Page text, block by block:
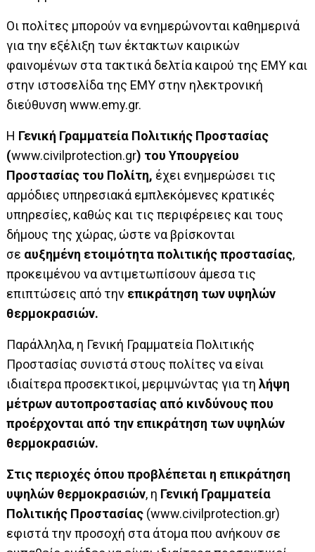
Οι πολίτες μπορούν να ενημερώνονται καθημερινά
για την εξέλιξη των έκτακτων καιρικών
φαινομένων στα τακτικά δελτία καιρού της ΕΜΥ και
στην ιστοσελίδα της ΕΜΥ στην ηλεκτρονική
διεύθυνσηwww.emy.gr.
Η Γενική Γραμματεία Πολιτικής Προστασίας
(www.civilprotection.gr) του Υπουργείου
Προστασίας του Πολίτη, έχει ενημερώσει τις
αρμόδιες υπηρεσιακά εμπλεκόμενες κρατικές
υπηρεσίες, καθώς και τις περιφέρειες και τους
δήμους της χώρας, ώστε να βρίσκονται
σε αυξημένη ετοιμότητα πολιτικής προστασίας,
προκειμένου να αντιμετωπίσουν άμεσα τις
επιπτώσεις από την επικράτηση των υψηλών
θερμοκρασιών.
Παράλληλα, η Γενική Γραμματεία Πολιτικής
Προστασίας συνιστά στους πολίτες να είναι
ιδιαίτερα προσεκτικοί, μεριμνώντας για τηλήψη
μέτρων αυτοπροστασίας από κινδύνους που
προέρχονται από την επικράτηση των υψηλών
θερμοκρασιών.
Στις περιοχές όπου προβλέπεται η επικράτηση
υψηλών θερμοκρασιών, η Γενική Γραμματεία
Πολιτικής Προστασίας (www.civilprotection.gr)
εφιστά την προσοχή στα άτομα που ανήκουν σε